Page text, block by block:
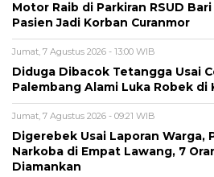
Motor Raib di Parkiran RSUD
Pasien Jadi Korban Curanmor
Jumat, 7 Agustus 2026 - 13:00 WIB
Diduga Dibacok Tetangga Usai
Palembang Alami Luka Robek di
Jumat, 7 Agustus 2026 - 09:21 WIB
Digerebek Usai Laporan Warga,
Narkoba di Empat Lawang, 7
Diamankan